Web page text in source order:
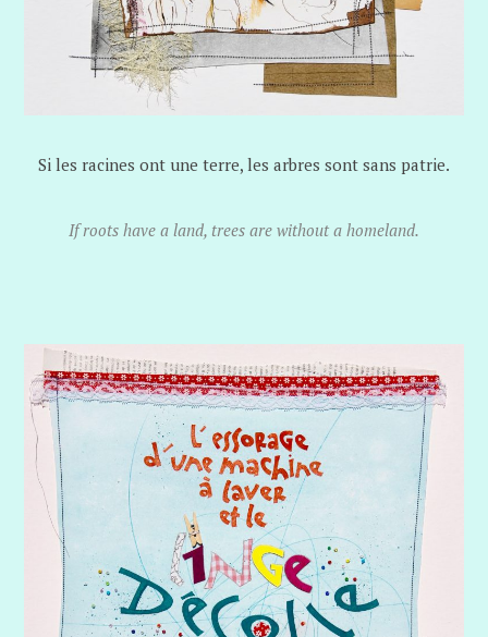
Si les racines ont une terre, les arbres sont sans patrie.
If roots have a land, trees are without a homeland.